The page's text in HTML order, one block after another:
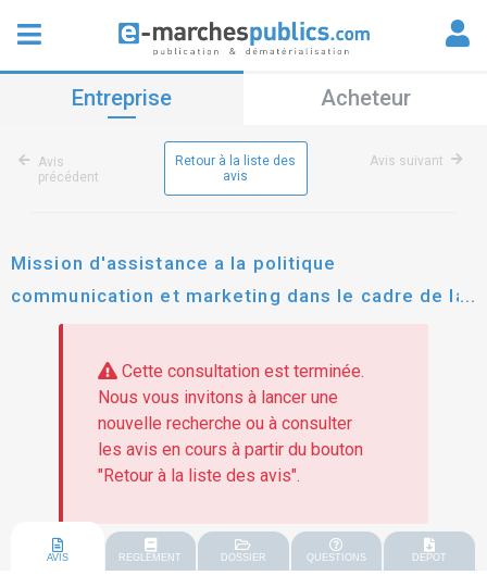
Entreprise Acheteur
Avis
précédent
Retour à la liste des
avis
Avis suivant
Mission d'assistance a la politique
communication et marketing dans le cadre de la
participation francaise a l'exposition universelle
dubaÏ 2020 Cette consultation est terminée.
Nous vous invitons à lancer une
nouvelle recherche ou à consulter
les avis en cours à partir du bouton
"Retour à la liste des avis".
AVIS REGLEMENT DOSSIER QUESTIONS DEPOT